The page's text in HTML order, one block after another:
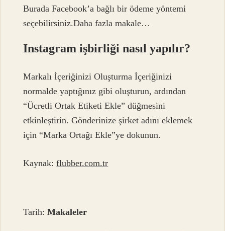
Burada Facebook’a bağlı bir ödeme yöntemi
seçebilirsiniz.Daha fazla makale…
Instagram işbirliği nasıl yapılır?
Markalı İçeriğinizi Oluşturma İçeriğinizi
normalde yaptığınız gibi oluşturun, ardından
“Ücretli Ortak Etiketi Ekle” düğmesini
etkinleştirin. Gönderinize şirket adını eklemek
için “Marka Ortağı Ekle”ye dokunun.
Kaynak:flubber.com.tr
Tarih:Makaleler